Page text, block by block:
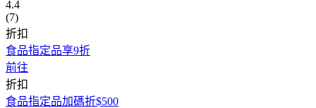
4.4
(7)
折扣
食品指定品享9折
前往
折扣
食品指定品加碼折$500